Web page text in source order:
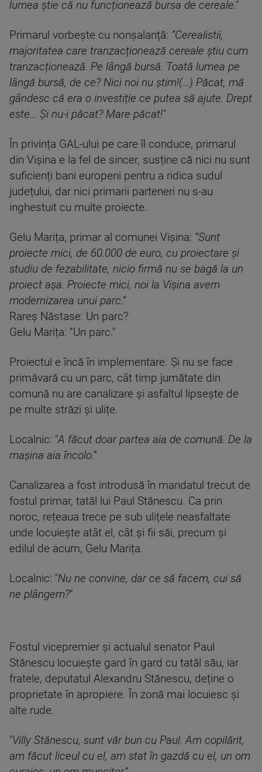
lumea știe că nu funcționează bursa de cereale."
Primarul vorbește cu nonșalanță: ”Cerealistii,
majoritatea care tranzacționează cereale știu cum
tranzacționează. Pe lângă bursă. Toată lumea pe
lângă bursă, de ce? Nici noi nu știm!(…) Păcat, mă
gândesc că era o investiție ce putea să ajute. Drept
este… Și nu-i păcat? Mare păcat!"
În privința GAL-ului pe care îl conduce, primarul
din Vișina e la fel de sincer, susține că nici nu sunt
suficienți bani europeni pentru a ridica sudul
județului, dar nici primarii parteneri nu s-au
inghestuit cu multe proiecte.
Gelu Marița, primar al comunei Vișina: ”Sunt
proiecte mici, de 60.000 de euro, cu proiectare și
studiu de fezabilitate, nicio firmă nu se bagă la un
proiect așa. Proiecte mici, noi la Vișina avem
modernizarea unui parc.”
Rareș Năstase: Un parc?
Gelu Marița: ”Un parc."
Proiectul e încă în implementare. Și nu se face
primăvară cu un parc, cât timp jumătate din
comună nu are canalizare și asfaltul lipsește de
pe multe străzi și ulițe.
Localnic: "A făcut doar partea aia de comună. De la
mașina aia încolo.”
Canalizarea a fost introdusă în mandatul trecut de
fostul primar, tatăl lui Paul Stănescu. Ca prin
noroc, rețeaua trece pe sub ulițele neasfaltate
unde locuiește atât el, cât și fii săi, precum și
edilul de acum, Gelu Marița.
Localnic: "Nu ne convine, dar ce să facem, cui să
ne plângem?"
Fostul vicepremier și actualul senator Paul
Stănescu locuiește gard în gard cu tatăl său, iar
fratele, deputatul Alexandru Stănescu, deține o
proprietate în apropiere. În zonă mai locuiesc și
alte rude.
"Villy Stănescu, sunt văr bun cu Paul. Am copilărit,
am făcut liceul cu el, am stat în gazdă cu el, un om